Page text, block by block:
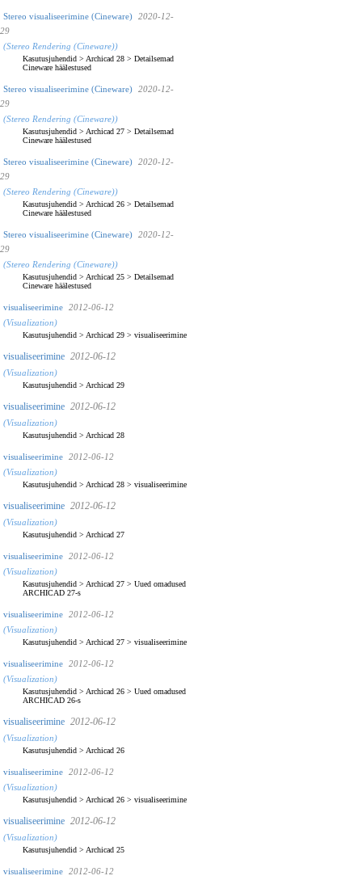
Stereo visualiseerimine (Cineware)
2020-12-
29
(Stereo Rendering (Cineware))
Kasutusjuhendid > Archicad 28 > Detailsemad
Cineware häälestused
Stereo visualiseerimine (Cineware)
2020-12-
29
(Stereo Rendering (Cineware))
Kasutusjuhendid > Archicad 27 > Detailsemad
Cineware häälestused
Stereo visualiseerimine (Cineware)
2020-12-
29
(Stereo Rendering (Cineware))
Kasutusjuhendid > Archicad 26 > Detailsemad
Cineware häälestused
Stereo visualiseerimine (Cineware)
2020-12-
29
(Stereo Rendering (Cineware))
Kasutusjuhendid > Archicad 25 > Detailsemad
Cineware häälestused
visualiseerimine
2012-06-12
(Visualization)
Kasutusjuhendid > Archicad 29 > visualiseerimine
visualiseerimine 2012-06-12
(Visualization)
Kasutusjuhendid > Archicad 29
visualiseerimine 2012-06-12
(Visualization)
Kasutusjuhendid > Archicad 28
visualiseerimine
2012-06-12
(Visualization)
Kasutusjuhendid > Archicad 28 > visualiseerimine
visualiseerimine 2012-06-12
(Visualization)
Kasutusjuhendid > Archicad 27
visualiseerimine
2012-06-12
(Visualization)
Kasutusjuhendid > Archicad 27 > Uued omadused
ARCHICAD 27-s
visualiseerimine
2012-06-12
(Visualization)
Kasutusjuhendid > Archicad 27 > visualiseerimine
visualiseerimine
2012-06-12
(Visualization)
Kasutusjuhendid > Archicad 26 > Uued omadused
ARCHICAD 26-s
visualiseerimine 2012-06-12
(Visualization)
Kasutusjuhendid > Archicad 26
visualiseerimine
2012-06-12
(Visualization)
Kasutusjuhendid > Archicad 26 > visualiseerimine
visualiseerimine 2012-06-12
(Visualization)
Kasutusjuhendid > Archicad 25
visualiseerimine
2012-06-12